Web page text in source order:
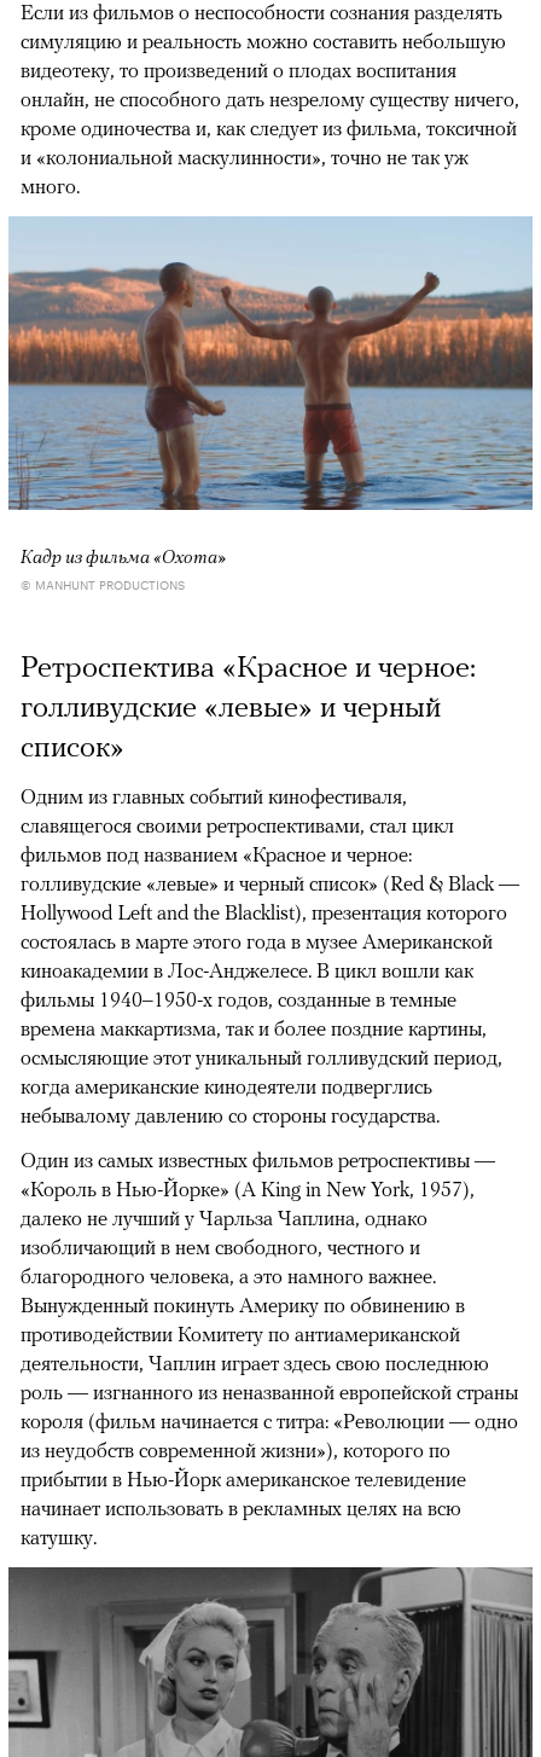
Если из фильмов о неспособности сознания разделять
симуляцию и реальность можно составить небольшую
видеотеку, то произведений о плодах воспитания
онлайн, не способного дать незрелому существу ничего,
кроме одиночества и, как следует из фильма, токсичной
и «колониальной маскулинности», точно не так уж
много.
Кадр из фильма «Охота»
© MANHUNT PRODUCTIONS
Ретроспектива «Красное и черное:
голливудские «левые» и черный
список»
Одним из главных событий кинофестиваля,
славящегося своими ретроспективами, стал цикл
фильмов под названием «Красное и черное:
голливудские «левые» и черный список» (Red & Black —
Hollywood Left and the Blacklist), презентация которого
состоялась в марте этого года в музее Американской
киноакадемии в Лос-Анджелесе. В цикл вошли как
фильмы 1940–1950-х годов, созданные в темные
времена маккартизма, так и более поздние картины,
осмысляющие этот уникальный голливудский период,
когда американские кинодеятели подверглись
небывалому давлению со стороны государства.
Один из самых известных фильмов ретроспективы —
«Король в Нью-Йорке» (A King in New York, 1957),
далеко не лучший у Чарльза Чаплина, однако
изобличающий в нем свободного, честного и
благородного человека, а это намного важнее.
Вынужденный покинуть Америку по обвинению в
противодействии Комитету по антиамериканской
деятельности, Чаплин играет здесь свою последнюю
роль — изгнанного из неназванной европейской страны
короля (фильм начинается с титра: «Революции — одно
из неудобств современной жизни»), которого по
прибытии в Нью-Йорк американское телевидение
начинает использовать в рекламных целях на всю
катушку.